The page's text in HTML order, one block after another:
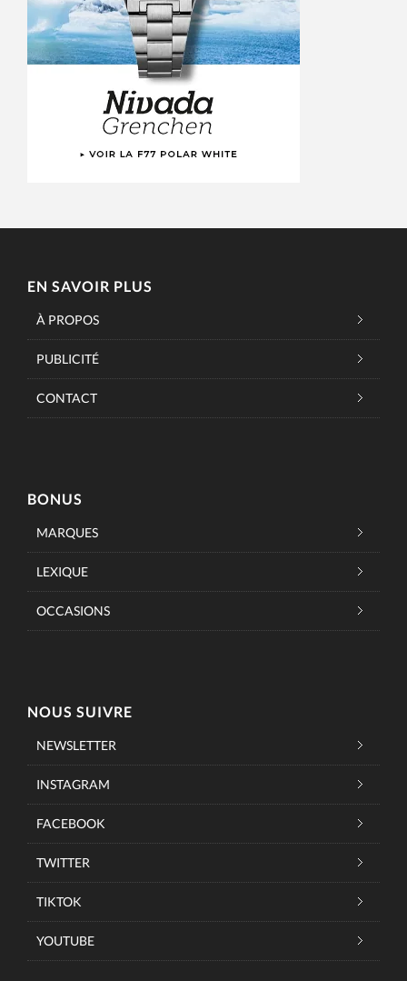
EN SAVOIR PLUS
À PROPOS
PUBLICITÉ
CONTACT
BONUS
MARQUES
LEXIQUE
OCCASIONS
NOUS SUIVRE
NEWSLETTER
INSTAGRAM
FACEBOOK
TWITTER
TIKTOK
YOUTUBE